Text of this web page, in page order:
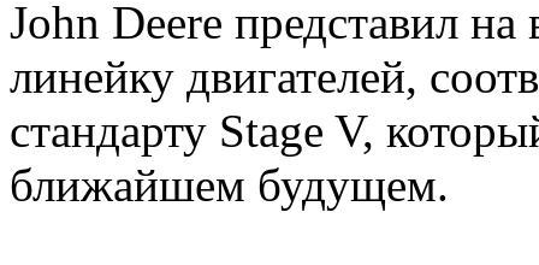
John Deere представил
линейку двигателей,
стандарту Stage V,
ближайшем будущем.